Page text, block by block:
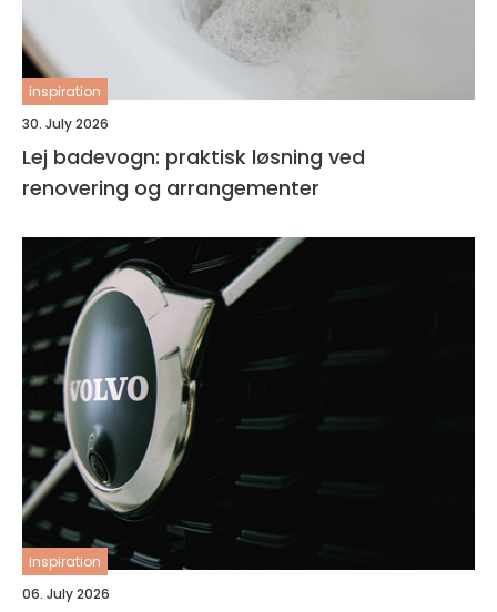
inspiration
30. July 2026
Lej badevogn: praktisk løsning ved
renovering og arrangementer
inspiration
06. July 2026